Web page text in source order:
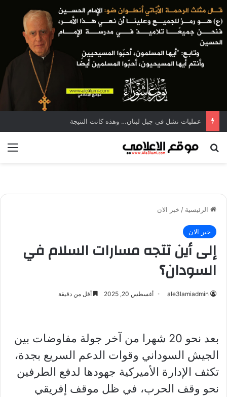
عمليات نشل في جبل لبنان… وهذه كانت النتيجة
بحث عن
الرئيسية / خبر الان
خبر الان
إلى أين تتجه مسارات السلام في
السودان؟
ale3lamiadmin أغسطس 20, 2025 أقل من دقيقة
بعد نحو 20 شهرا من آخر جولة مفاوضات بين
الجيش السوداني وقوات الدعم السريع بجدة،
تكثف الإدارة الأميركية جهودها لدفع الطرفين
نحو وقف الحرب، في ظل موقف إفريقي